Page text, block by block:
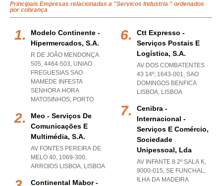
Principais Empresas relacionadas a "Servicos Industria " ordenados
por cobrança
Modelo Continente -
Hipermercados, S.a.
R DE JOÃO MENDONÇA
505, 4464-503, UNIAO
FREGUESIAS SAO
MAMEDE INFESTA
SENHORA HORA
MATOSINHOS, PORTO
Meo - Serviços De
Comunicações E
Multimédia, S.a.
AV FONTES PEREIRA DE
MELO 40, 1069-300,
ARROIOS LISBOA, LISBOA
Continental Mabor -
Ctt Expresso -
Serviços Postais E
Logística, S.a.
AV DOS COMBATENTES
43 14º, 1643-001, SAO
DOMINGOS BENFICA
LISBOA, LISBOA
Cenibra -
Internacional -
Serviços E Comércio,
Sociedade
Unipessoal, Lda
AV INFANTE 8 2º SALA K,
9000-015, SE FUNCHAL,
ILHA DA MADEIRA